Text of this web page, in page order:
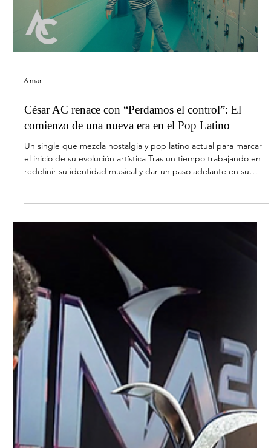
6 mar
Stadium, el mayor evento en la historia de la marca que está
agotando por toda España. La ciudad de Cadiz acogerá una
experiencia única que fusiona flamenquito y música urbana en
un espectáculo sin precedentes, con una producción de gran
formato y una propuesta que va mucho más allá del concierto
tradiciona
Load video